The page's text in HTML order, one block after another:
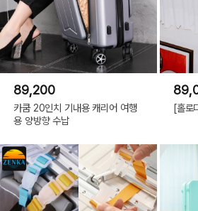
89,200
카쿰 20인치 기내용 캐리어 여행
용 양방향 수납
[홀로